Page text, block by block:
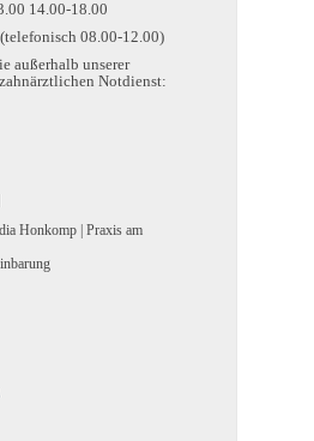
14.00-18.00
08.00-12.00)
außerhalb unserer
Notdienst: